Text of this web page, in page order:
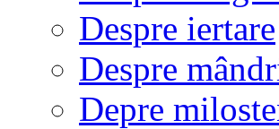
Despre iertare
Despre
Depre